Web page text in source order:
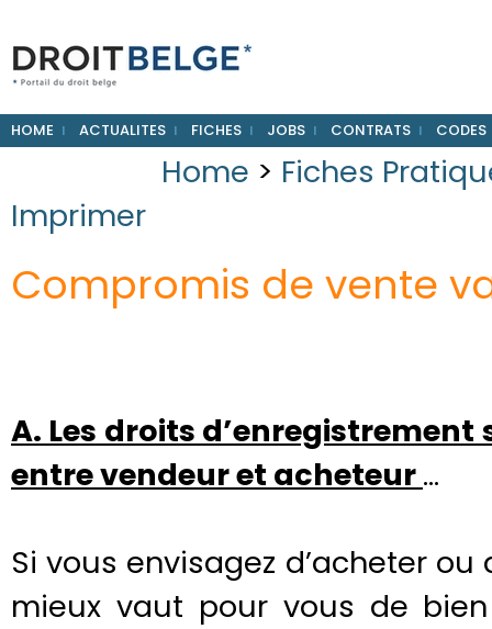
HOME ACTUALITES FICHES JOBS CONTRATS CODES
Home > Fiches
Imprimer
Compromis de vente
A. Les droits
entre vendeur et acheteur…
Si vous envisagez d’acheter
mieux vaut pour vous de